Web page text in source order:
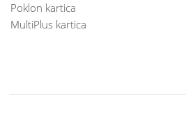
Poklon kartica
MultiPlus kartica